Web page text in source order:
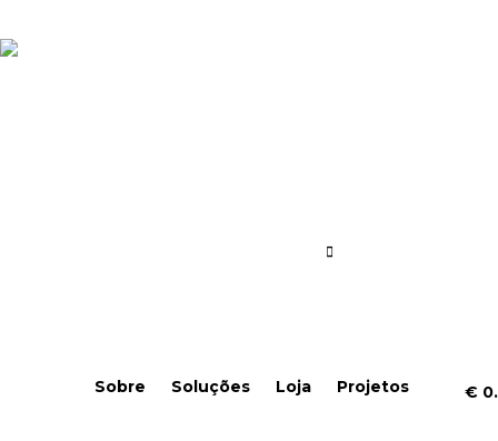
€
Sobre Soluções Loja Projetos